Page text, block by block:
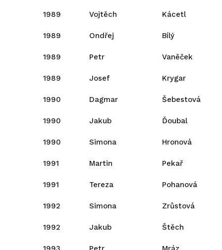
1989 Vojtěch Kácetl
1989 Ondřej Bílý
1989 Petr Vaněček
1989 Josef Krygar
1990 Dagmar Šebestová
1990 Jakub Ďoubal
1990 Simona Hronová
1991 Martin Pekař
1991 Tereza Pohanová
1992 Simona Zrůstová
1992 Jakub Štěch